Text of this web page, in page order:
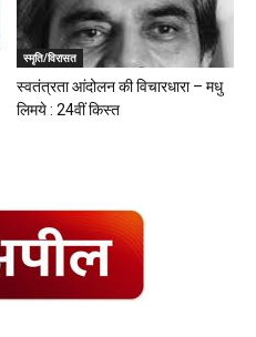
स्मृति/विरासत
स्वतंत्रता आंदोलन की विचारधारा – मधु
लिमये : 24वीं किस्त